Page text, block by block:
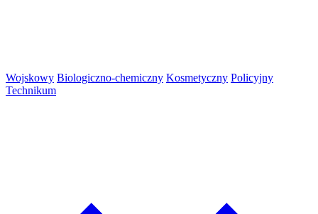
Wojskowy Biologiczno-chemiczny Kosmetyczny Policyjny
Technikum